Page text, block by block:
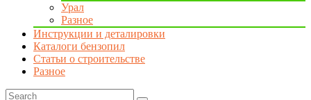
Урал
Разное
Инструкции и деталировки
Каталоги бензопил
Статьи о строительстве
Разное